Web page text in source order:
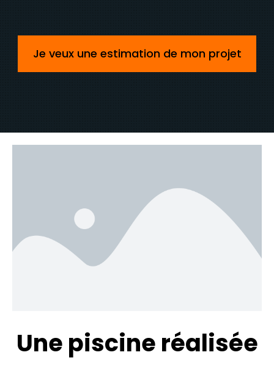
Je veux une estimation de mon projet
Une piscine réalisée